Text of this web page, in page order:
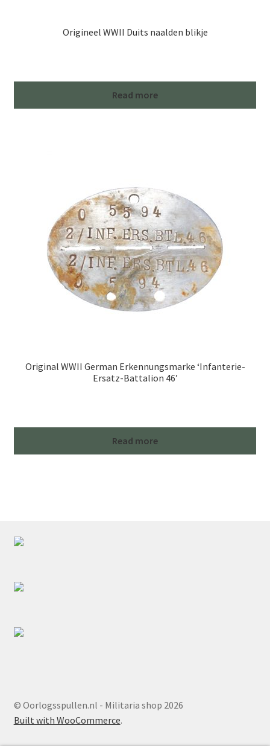
Origineel WWII Duits naalden blikje
Read more
Original WWII German Erkennungsmarke ‘Infanterie-
Ersatz-Battalion 46’
Read more
© Oorlogsspullen.nl - Militaria shop 2026
Built with WooCommerce.